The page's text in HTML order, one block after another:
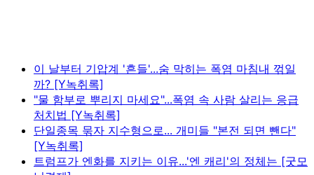
이 날부터 기압계 '흔들'...숨 막히는 폭염 마침내 꺾일
까? [Y녹취록]
"물 함부로 뿌리지 마세요"...폭염 속 사람 살리는 응급
처치법 [Y녹취록]
단일종목 묶자 지수형으로... 개미들 "본전 되면 뺀다"
[Y녹취록]
트럼프가 엔화를 지키는 이유...'엔 캐리'의 정체는 [굿모